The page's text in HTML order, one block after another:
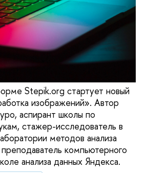
Stepik.org стартует новый
изображений». Автор
аспирант школы по
стажер-исследователь в
методов анализа
компьютерного
анализа данных Яндекса.